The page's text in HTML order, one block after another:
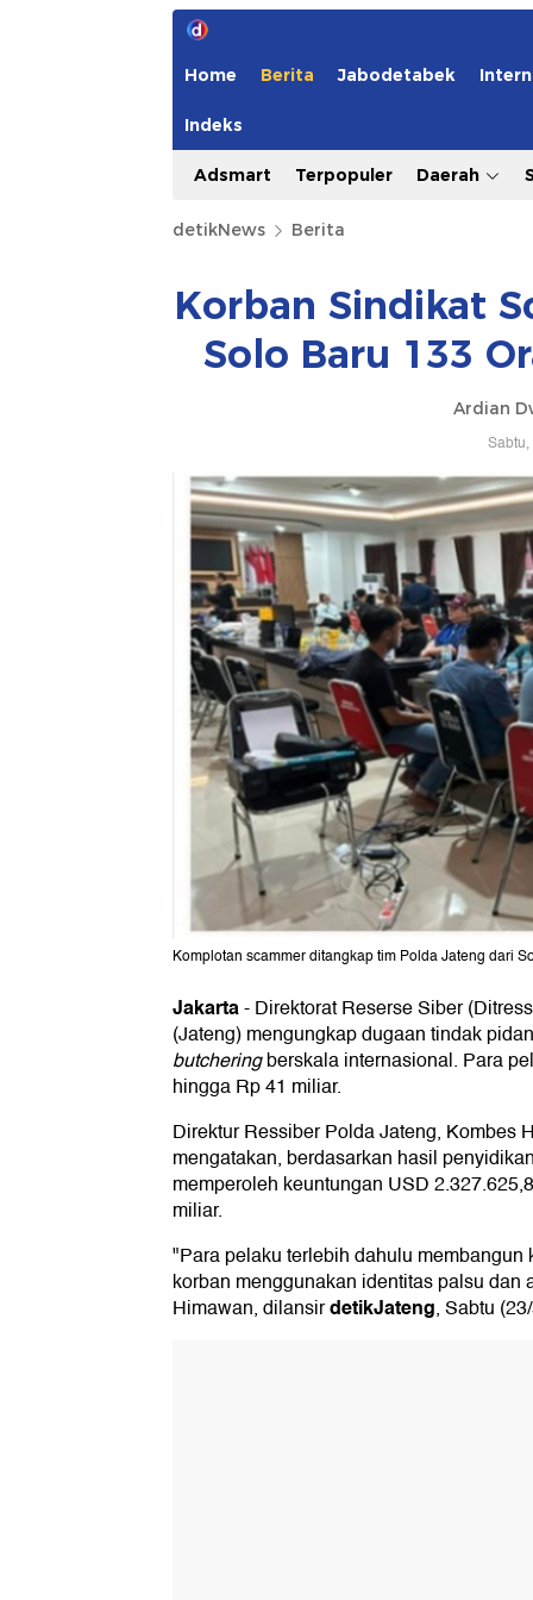
Home Berita Jabodetabek
Indeks
Adsmart Terpopuler Daerah
detikNews Berita
Korban Sindikat
Solo Baru 133
Ardian
Komplotan scammer ditangkap tim Polda Jateng dari
Jakarta-Direktorat Reserse Siber
(Jateng) mengungkap dugaan tindak
butcheringberskala internasional. Para
hingga Rp 41 miliar.
Direktur Ressiber Polda Jateng, Kombes
mengatakan, berdasarkan hasil
memperoleh keuntungan USD
miliar.
"Para pelaku terlebih dahulu
korban menggunakan identitas palsu dan
Himawan, dilansirdetikJateng, Sabtu